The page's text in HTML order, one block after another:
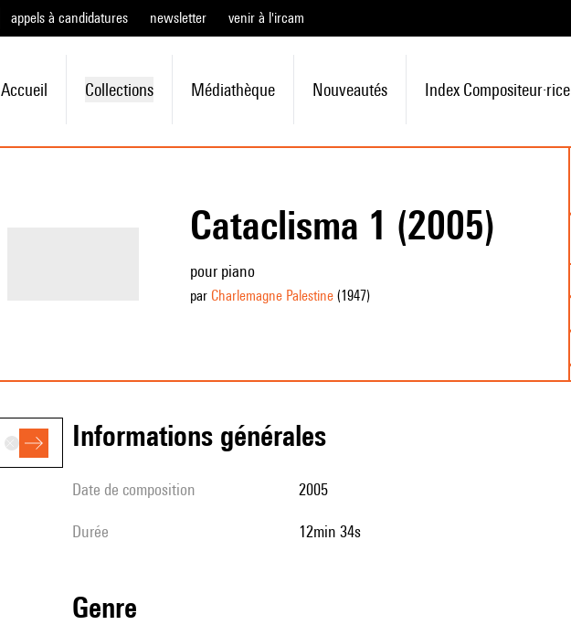
appels à candidatures newsletter venir à l'ircam
Accueil Collections Médiathèque Nouveautés Index Compositeur·rice
Cataclisma 1 (2005)
pour piano
par Charlemagne Palestine(1947)
informations générales
date de composition 2005
durée 12min 34s
genre